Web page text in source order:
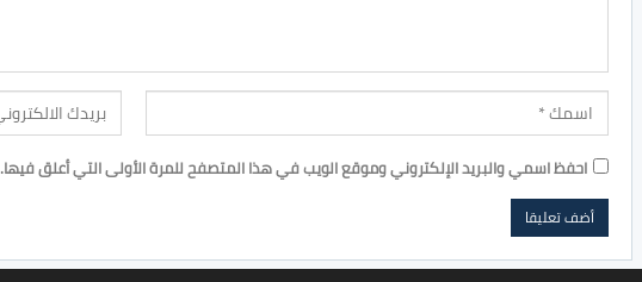
احفظ اسمي والبريد الإلكتروني وموقع الويب في هذا المتصفح للمرة الأولى التي أعلق فيها.